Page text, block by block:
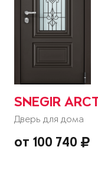
SNEGIR
Дверь для дома
от 100 740